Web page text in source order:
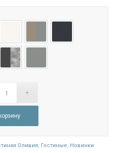
Графит софт
Графит/Мрамор глянец
Оливия, Гостиные, Новинки